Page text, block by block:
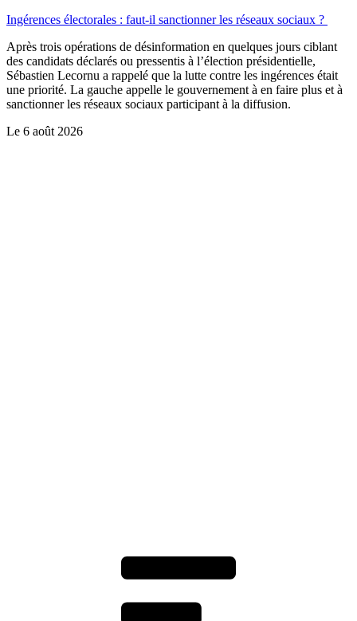
Ingérences électorales : faut-il sanctionner les réseaux sociaux ?
Après trois opérations de désinformation en quelques jours ciblant
des candidats déclarés ou pressentis à l’élection présidentielle,
Sébastien Lecornu a rappelé que la lutte contre les ingérences était
une priorité. La gauche appelle le gouvernement à en faire plus et à
sanctionner les réseaux sociaux participant à la diffusion.
Le 6 août 2026